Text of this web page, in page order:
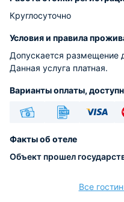
Круглосуточно
Условия и правила
Допускается размещение
Данная услуга платная.
Варианты оплаты,
Факты об отеле
Объект прошел
Все